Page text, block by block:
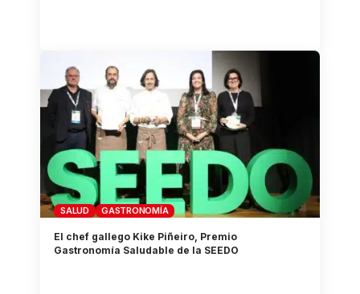
SALUD GASTRONOMÍA
El chef gallego Kike Piñeiro, Premio
Gastronomía Saludable de la SEEDO